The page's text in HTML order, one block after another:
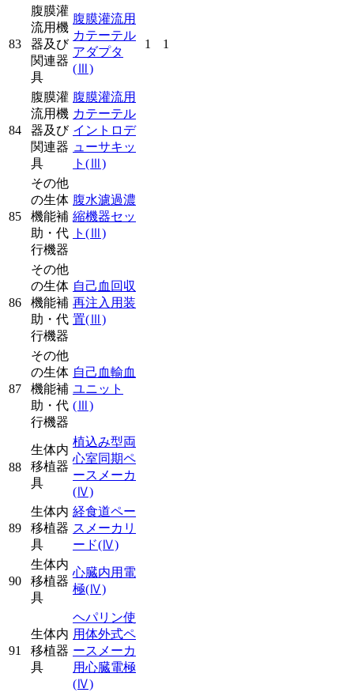
83
腹膜灌
流用機
器及び
関連器
具
腹膜灌流用
カテーテル
アダプタ
(Ⅲ)
1 1
84
腹膜灌
流用機
器及び
関連器
具
腹膜灌流用
カテーテル
イントロデ
ューサキッ
ト (Ⅲ)
85
その他
の生体
機能補
助・代
行機器
腹水濾過濃
縮機器セッ
ト (Ⅲ)
86
その他
の生体
機能補
助・代
行機器
自己血回収
再注入用装
置(Ⅲ)
87
その他
の生体
機能補
助・代
行機器
自己血輸血
ユニット
(Ⅲ)
88
生体内
移植器
具
植込み型両
心室同期ペ
ースメーカ
(Ⅳ)
89
生体内
移植器
具
経食道ペー
スメーカリ
ード(Ⅳ)
90
生体内
移植器
具
心臓内用電
極(Ⅳ)
91
生体内
移植器
具
ヘパリン使
用体外式ペ
ースメーカ
用心臓電極
(Ⅳ)